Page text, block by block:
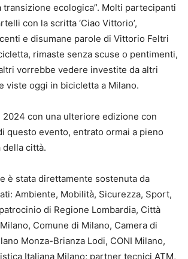
transizione ecologica”. Molti partecipanti
con la scritta ‘Ciao Vittorio’,
e disumane parole di Vittorio Feltri
rimaste senza scuse o pentimenti,
vorrebbe vedere investite da altri
viste oggi in bicicletta a Milano.
2024 con una ulteriore edizione con
questo evento, entrato ormai a pieno
della città.
è stata direttamente sostenuta da
Ambiente, Mobilità, Sicurezza, Sport,
di Regione Lombardia, Città
Comune di Milano, Camera di
Monza-Brianza Lodi, CONI Milano,
Italiana Milano; partner tecnici ATM,